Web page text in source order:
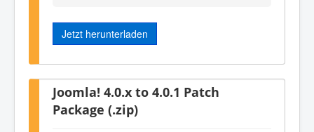
Jetzt herunterladen
Joomla! 4.0.x to 4.0.1 Patch
Package (.zip)